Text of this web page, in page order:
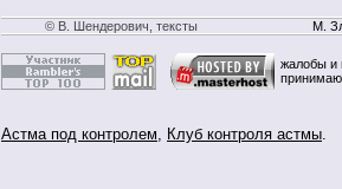
© В. Шендерович, тексты М.
жалобы и
Астма под контролем, Клуб контроля астмы.